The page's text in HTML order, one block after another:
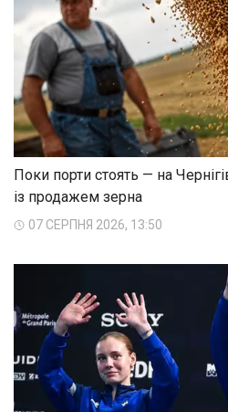
Поки порти стоять — на
із продажем зерна
07 СЕРПНЯ 2026, 13:50